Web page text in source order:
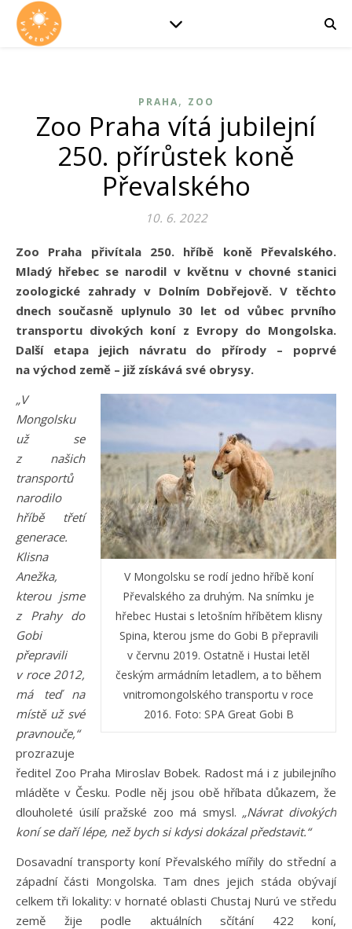
PRAHA, ZOO
Zoo Praha vítá jubilejní
250. přírůstek koně
Převalského
10. 6. 2022
Zoo Praha přivítala 250. hříbě koně Převalského.
Mladý hřebec se narodil v květnu v chovné stanici
zoologické zahrady v Dolním Dobřejově. V těchto
dnech současně uplynulo 30 let od vůbec prvního
transportu divokých koní z Evropy do Mongolska.
Další etapa jejich návratu do přírody – poprvé
na východ země – již získává své obrysy.
V Mongolsku se rodí jedno hříbě koní
Převalského za druhým. Na snímku je
hřebec Hustai s letošním hříbětem klisny
Spina, kterou jsme do Gobi B přepravili
v červnu 2019. Ostatně i Hustai letěl
českým armádním letadlem, a to během
vnitromongolského transportu v roce
2016. Foto: SPA Great Gobi B
„V
Mongolsku
už se
z našich
transportů
narodilo
hříbě třetí
generace.
Klisna
Anežka,
kterou jsme
z Prahy do
Gobi
přepravili
v roce 2012,
má teď na
místě už své
pravnouče,“
prozrazuje
ředitel Zoo Praha Miroslav Bobek. Radost má i z jubilejního
mláděte v Česku. Podle něj jsou obě hříbata důkazem, že
dlouholeté úsilí pražské zoo má smysl. „Návrat divokých
koní se daří lépe, než bych si kdysi dokázal představit.“
Dosavadní transporty koní Převalského mířily do střední a
západní části Mongolska. Tam dnes jejich stáda obývají
celkem tři lokality: v hornaté oblasti Chustaj Nurú ve středu
země žije podle aktuálních sčítání 422 koní,